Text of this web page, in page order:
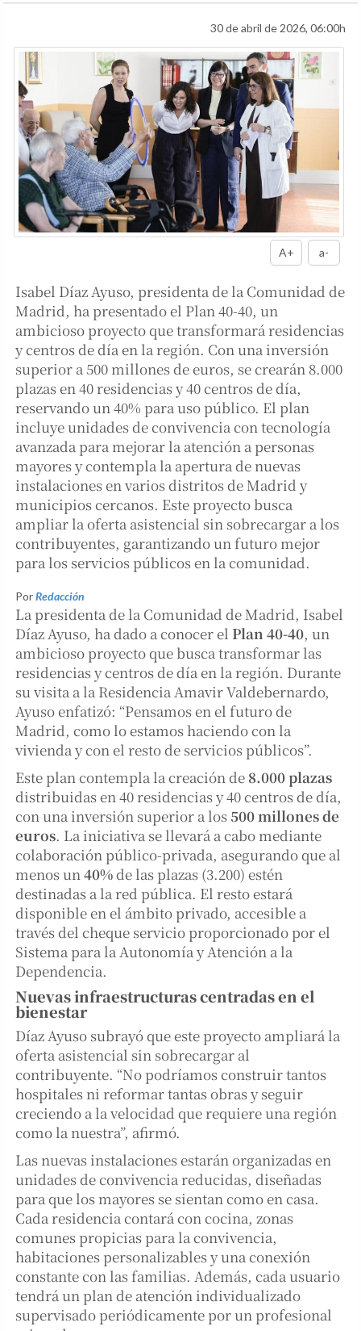
30 de abril de 2026, 06:00h
A+ a-
Isabel Díaz Ayuso, presidenta de la Comunidad de
Madrid, ha presentado el Plan 40-40, un
ambicioso proyecto que transformará residencias
y centros de día en la región. Con una inversión
superior a 500 millones de euros, se crearán 8.000
plazas en 40 residencias y 40 centros de día,
reservando un 40% para uso público. El plan
incluye unidades de convivencia con tecnología
avanzada para mejorar la atención a personas
mayores y contempla la apertura de nuevas
instalaciones en varios distritos de Madrid y
municipios cercanos. Este proyecto busca
ampliar la oferta asistencial sin sobrecargar a los
contribuyentes, garantizando un futuro mejor
para los servicios públicos en la comunidad.
PorRedacción
La presidenta de la Comunidad de Madrid, Isabel
Díaz Ayuso, ha dado a conocer el Plan 40-40, un
ambicioso proyecto que busca transformar las
residencias y centros de día en la región. Durante
su visita a la Residencia Amavir Valdebernardo,
Ayuso enfatizó: “Pensamos en el futuro de
Madrid, como lo estamos haciendo con la
vivienda y con el resto de servicios públicos”.
Este plan contempla la creación de 8.000 plazas
distribuidas en 40 residencias y 40 centros de día,
con una inversión superior a los 500 millones de
euros. La iniciativa se llevará a cabo mediante
colaboración público-privada, asegurando que al
menos un40%de las plazas (3.200) estén
destinadas a la red pública. El resto estará
disponible en el ámbito privado, accesible a
través del cheque servicio proporcionado por el
Sistema para la Autonomía y Atención a la
Dependencia.
Nuevas infraestructuras centradas en el
bienestar
Díaz Ayuso subrayó que este proyecto ampliará la
oferta asistencial sin sobrecargar al
contribuyente. “No podríamos construir tantos
hospitales ni reformar tantas obras y seguir
creciendo a la velocidad que requiere una región
como la nuestra”, afirmó.
Las nuevas instalaciones estarán organizadas en
unidades de convivencia reducidas, diseñadas
para que los mayores se sientan como en casa.
Cada residencia contará con cocina, zonas
comunes propicias para la convivencia,
habitaciones personalizables y una conexión
constante con las familias. Además, cada usuario
tendrá un plan de atención individualizado
supervisado periódicamente por un profesional